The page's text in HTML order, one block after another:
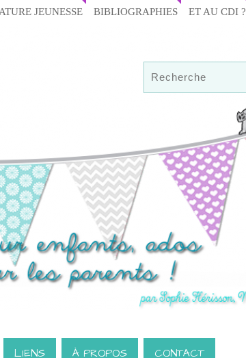
JEUNESSE BIBLIOGRAPHIES ET AU CDI ?
LIENS À PROPOS CONTACT